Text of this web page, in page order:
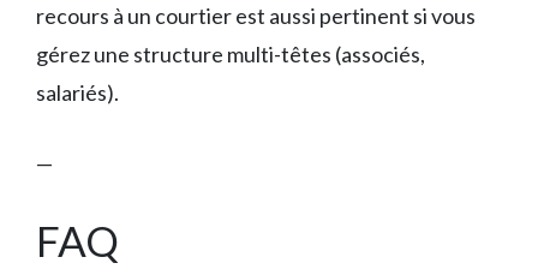
recours à un courtier est aussi pertinent si vous
gérez une structure multi-têtes (associés,
salariés).
—
FAQ